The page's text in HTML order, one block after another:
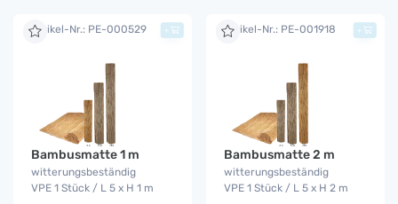
Artikel-Nr.: PE-000529
Bambusmatte 1 m
witterungsbeständig
VPE 1 Stück / L 5 x H 1 m
+ Artikel-Nr.: PE-001918
Bambusmatte 2 m
witterungsbeständig
VPE 1 Stück / L 5 x H 2 m
+